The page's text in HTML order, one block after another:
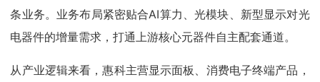
条业务。业务布局紧密贴合AI算力、光模块、新型显示对光
电器件的增量需求，打通上游核心元器件自主配套通道。
从产业逻辑来看，惠科主营显示面板、消费电子终端产品，